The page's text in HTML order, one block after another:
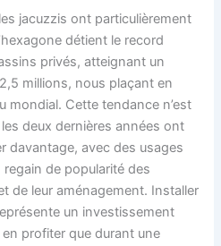
jacuzzis ont particulièrement
détient le record
privés, atteignant un
millions, nous plaçant en
mondial. Cette tendance n’est
deux dernières années ont
davantage, avec des usages
de popularité des
de leur aménagement. Installer
un investissement
profiter que durant une